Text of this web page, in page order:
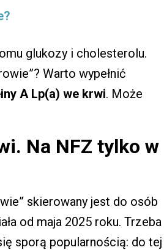
glukozy i cholesterolu.
Warto wypełnić
A Lp(a) we krwi. Może
Na NFZ tylko w
skierowany jest do osób
od maja 2025 roku. Trzeba
sporą popularnością: do tej